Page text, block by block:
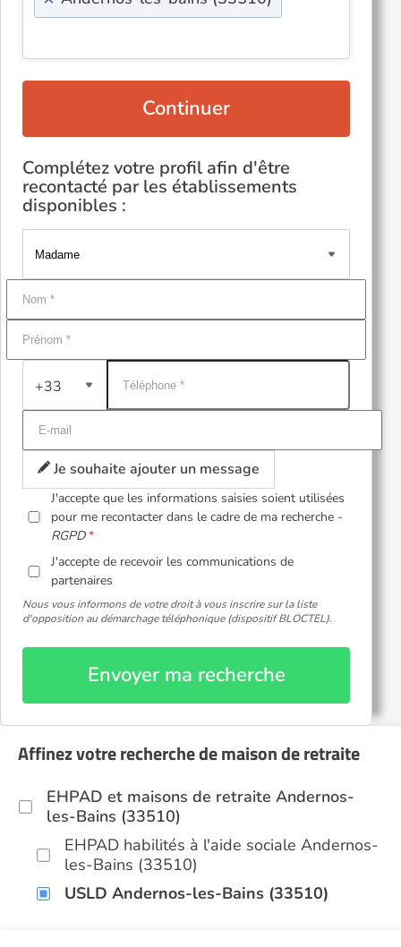
Continuer
Complétez votre profil afin d'être
recontacté par les établissements
disponibles :
+33
Je souhaite ajouter un message
J'accepte que les informations saisies soient utilisées
pour me recontacter dans le cadre de ma recherche -
RGPD
J'accepte de recevoir les communications de
partenaires
Nous vous informons de votre droit à vous inscrire sur la liste
d'opposition au démarchage téléphonique (dispositif BLOCTEL).
Envoyer ma recherche
Affinez votre recherche de maison de retraite
EHPAD et maisons de retraite Andernos-
les-Bains (33510)
EHPAD habilités à l'aide sociale Andernos-
les-Bains (33510)
USLD Andernos-les-Bains (33510)